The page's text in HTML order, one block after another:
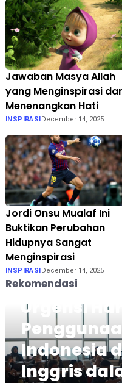
Jawaban Masya Allah
yang Menginspirasi
Menenangkan Hati
INSPIRASIDecember 14, 2025
Jordi Onsu Mualaf Ini
Buktikan Perubahan
Hidupnya Sangat
Menginspirasi
INSPIRASIDecember 14, 2025
Rekomendasi
Urgensi
Indonesia
Inggris